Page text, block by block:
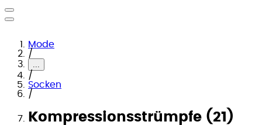
Mode
/
...
/
Socken
/
Kompressionsstrümpfe (21)